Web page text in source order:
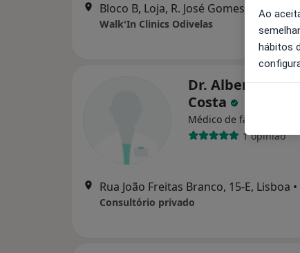
Walk'In Clinics Odivelas
Dr. Alberto M M
Costa
Médico de família,
1 opinião
Rua João Freitas Branco, 15-E, Lisboa •
Consultório privado
Ao
hábitos